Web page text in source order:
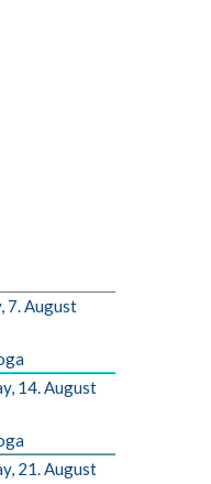
7. August
14. August
21. August